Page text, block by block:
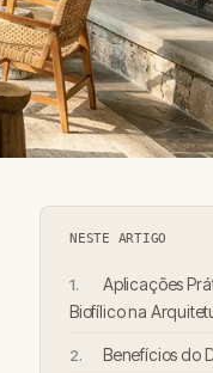
NESTE ARTIGO
Aplicações
Biofílico na
Benefícios do